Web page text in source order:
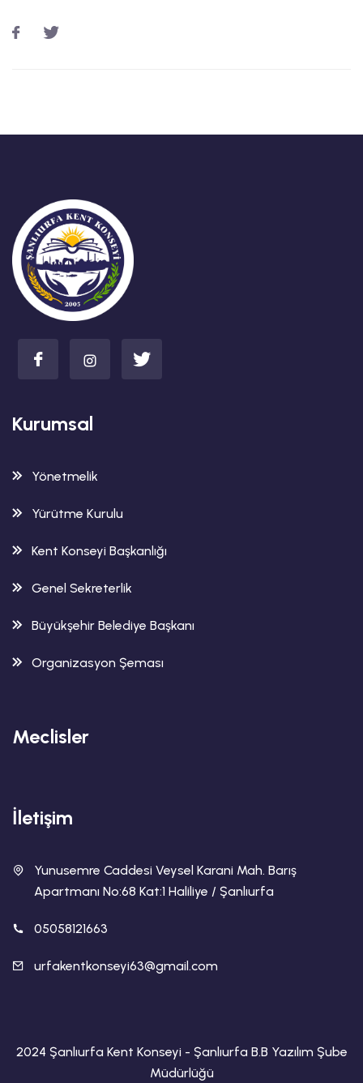
Kurumsal
Yönetmelik
Yürütme Kurulu
Kent Konseyi Başkanlığı
Genel Sekreterlik
Büyükşehir Belediye Başkanı
Organizasyon Şeması
Meclisler
İletişim
Yunusemre Caddesi Veysel Karani Mah. Barış
Apartmanı No:68 Kat:1 Haliliye / Şanlıurfa
05058121663
urfakentkonseyi63@gmail.com
2024 Şanlıurfa Kent Konseyi - Şanlıurfa B.B Yazılım Şube
Müdürlüğü